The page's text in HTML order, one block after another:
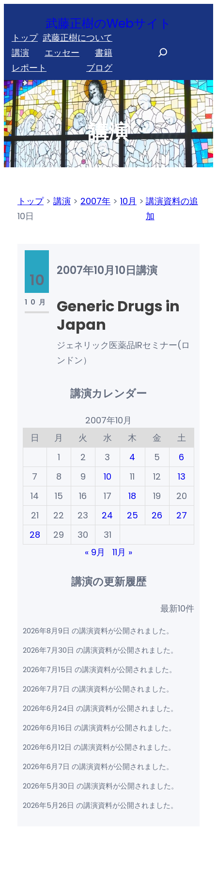
を
ス
キ
ッ
プ
武藤正樹のWebサイト
トップ 武藤正樹について
講演
エッセー
書籍
レポート
ブログ
r
c
h
講演
トップ> 講演 > 2007年 > 10月 >
10日
講演資料の追
加
10
10月
2007年10月10日講演
Generic Drugs in
Japan
ジェネリック医薬品IRセミナー(ロ
ンドン）
講演カレンダー
2007年10月
日
月 火 水 木 金
土
1
2 3 4 5
6
7
8 9 10 11 12
13
14
15 16 17 18 19
20
21
22 23 24 25 26
27
28
29 30
31
« 9月
11月 »
講演の更新履歴
最新10件
2026年8月9日 の講演資料が公開されました。
2026年7月30日 の講演資料が公開されました。
2026年7月15日 の講演資料が公開されました。
2026年7月7日 の講演資料が公開されました。
2026年6月24日 の講演資料が公開されました。
2026年6月16日 の講演資料が公開されました。
2026年6月12日 の講演資料が公開されました。
2026年6月7日 の講演資料が公開されました。
2026年5月30日 の講演資料が公開されました。
2026年5月26日 の講演資料が公開されました。